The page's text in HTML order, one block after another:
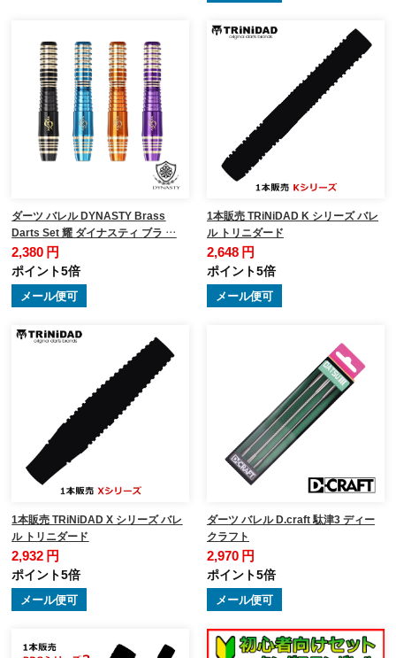
ダーツ バレル DYNASTY Brass
Darts Set 耀 ダイナスティ ブラ …
2,380 円
ポイント5倍
メール便可
1本販売 TRiNiDAD K シリーズ バレ
ル トリニダード
2,648 円
ポイント5倍
メール便可
1本販売 TRiNiDAD X シリーズ バレ
ル トリニダード
2,932 円
ポイント5倍
メール便可
ダーツ バレル D.craft 駄津3 ディー
クラフト
2,970 円
ポイント5倍
メール便可